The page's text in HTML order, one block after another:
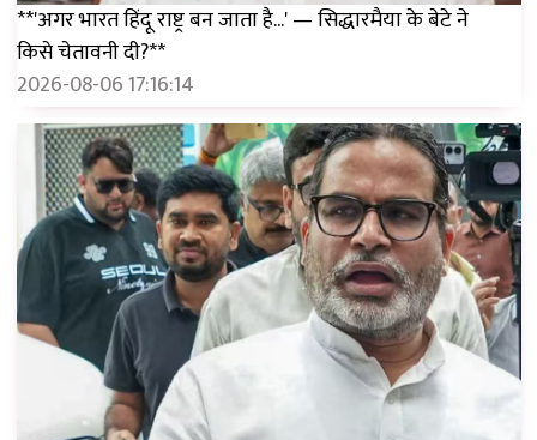
**'अगर भारत हिंदू राष्ट्र बन जाता है...' — सिद्धारमैया के बेटे ने
किसे चेतावनी दी?**
2026-08-06 17:16:14